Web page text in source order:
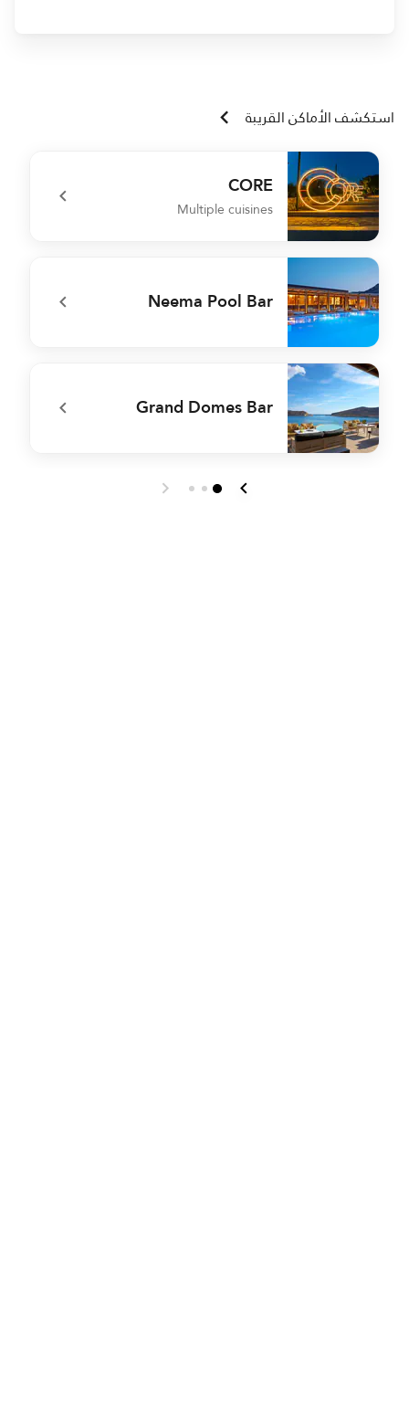
استكشف الأماكن القريبة
CORE
Multiple cuisines
undefined CORE
Neema Pool Bar
undefined Neema Pool Bar
Grand Domes Bar
undefined Grand Domes Bar